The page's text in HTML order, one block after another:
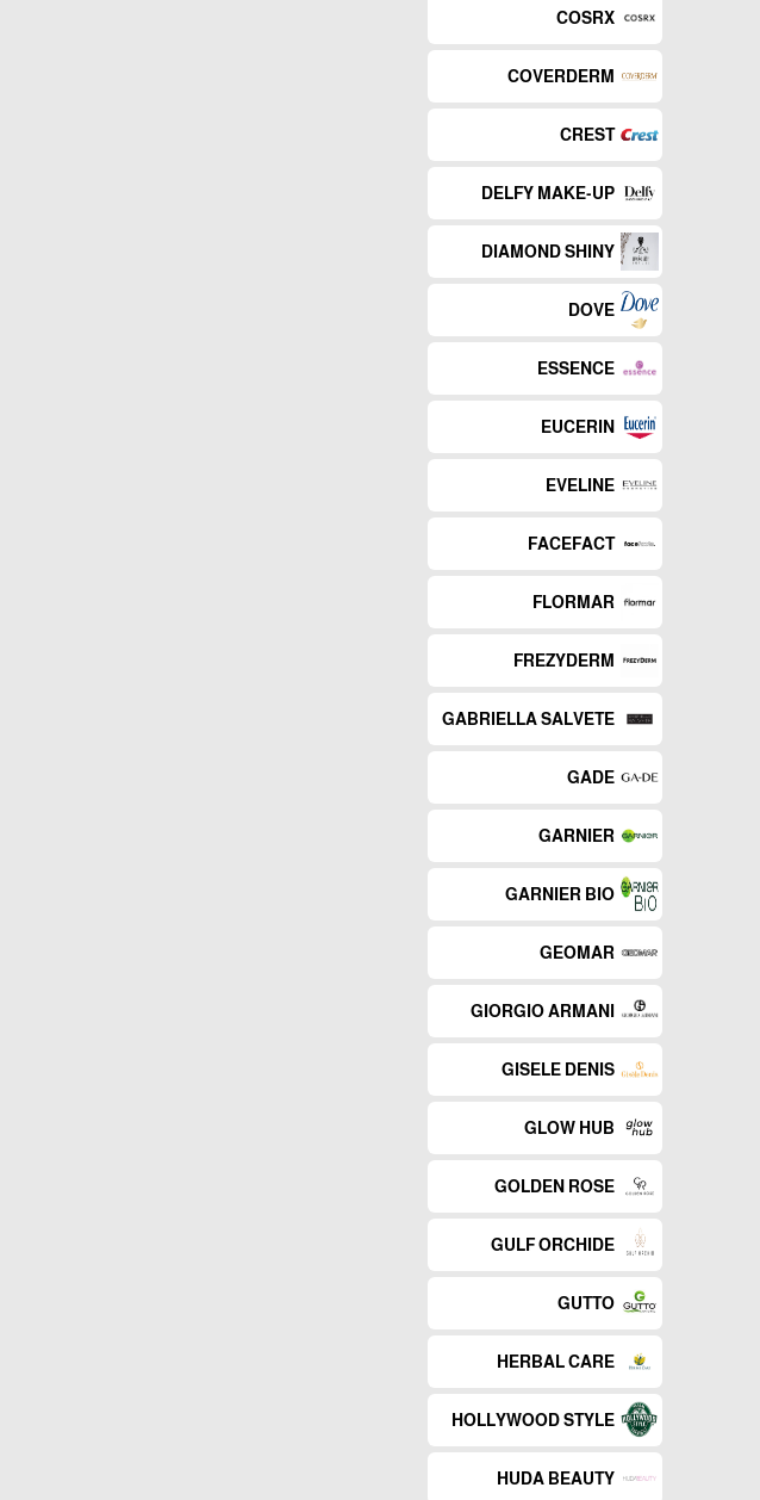
COSRX
COVERDERM
CREST
DELFY MAKE-UP
DIAMOND SHINY
DOVE
ESSENCE
EUCERIN
EVELINE
FACEFACT
FLORMAR
FREZYDERM
GABRIELLA SALVETE
GADE
GARNIER
GARNIER BIO
GEOMAR
GIORGIO ARMANI
GISELE DENIS
GLOW HUB
GOLDEN ROSE
GULF ORCHIDE
GUTTO
HERBAL CARE
HOLLYWOOD STYLE
HUDA BEAUTY